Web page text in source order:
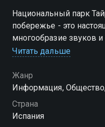
Национальный парк
побережье - это
многообразие звуков и
тропический рай был
уникальных видов
Посмотреть онлайн 1
можете совершенно
Читать дальше
Жанр
Информация,
Страна
Испания